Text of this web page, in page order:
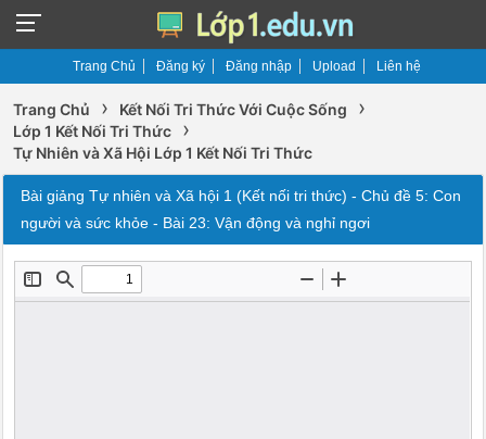
Trang Chủ Đăng ký Đăng nhập Upload Liên hệ
Trang Chủ › Kết Nối Tri Thức Với Cuộc Sống ›
Lớp 1 Kết Nối Tri Thức ›
Tự Nhiên và Xã Hội Lớp 1 Kết Nối Tri Thức
Bài giảng Tự nhiên và Xã hội 1 (Kết nối tri thức) - Chủ đề 5: Con
người và sức khỏe - Bài 23: Vận động và nghỉ ngơi